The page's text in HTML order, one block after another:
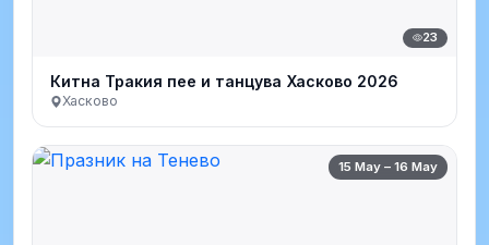
23
Китна Тракия пее и танцува Хасково 2026
Хасково
15 May – 16 May